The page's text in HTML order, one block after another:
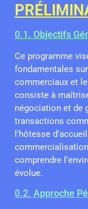
0.1. Objectifs
Ce programme
fondamentales
commerciaux et
consiste à
négociation et de
transactions
l’hôtesse
comprendre
évolue.
0.2. Approche